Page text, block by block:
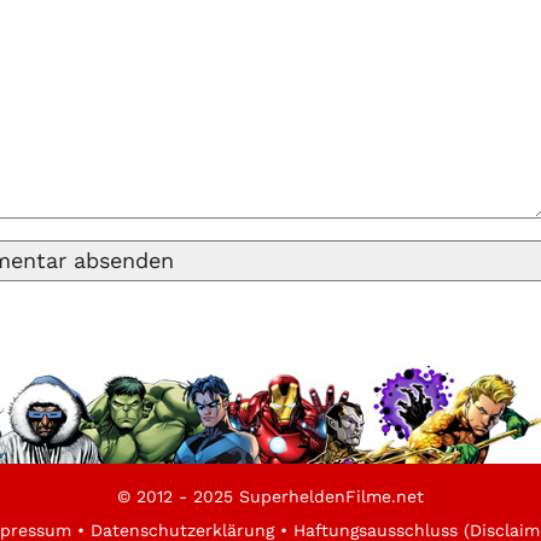
© 2012 - 2025 SuperheldenFilme.net
• Datenschutzerklärung• Haftungsausschluss